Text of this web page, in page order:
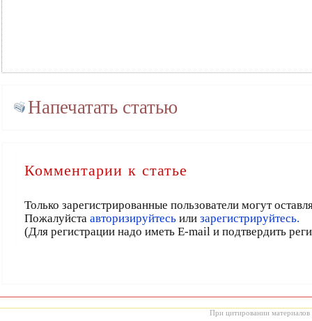
Напечатать статью
Комментарии к статье
Только зарегистрированные пользователи могут
Пожалуйста авторизируйтесьили зарегистрируйтесь.
(Для регистрации надо иметь E-mail и подтвердить
При цитировании материалов